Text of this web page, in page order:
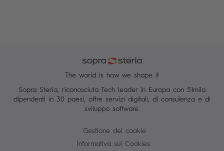
The world is how we shape it
Sopra Steria, riconosciuta Tech leader in Europa con 51mila
dipendenti in 30 paesi, offre servizi digitali, di consulenza e di
sviluppo software.
Gestione dei cookie
Informativa sui Cookies